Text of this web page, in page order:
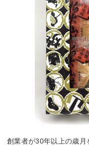
創業者が30年以上の歳